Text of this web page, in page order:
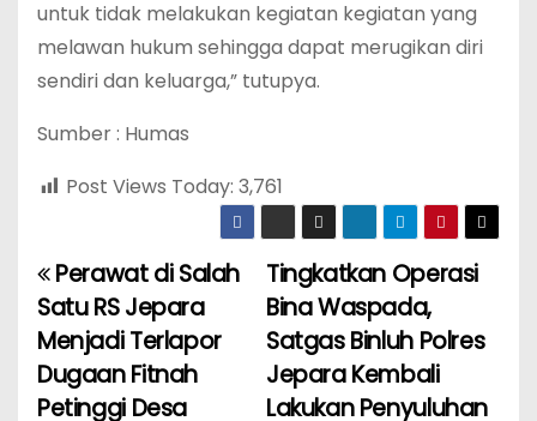
untuk tidak melakukan kegiatan kegiatan yang
melawan hukum sehingga dapat merugikan diri
sendiri dan keluarga,” tutupya.
Sumber : Humas
Post Views Today: 3,761
P
o
s
Tingkatkan Operasi
Bina Waspada,
Satgas Binluh Polres
Jepara Kembali
Lakukan Penyuluhan
Perawat di Salah
Satu RS Jepara
Menjadi Terlapor
Dugaan Fitnah
Petinggi Desa